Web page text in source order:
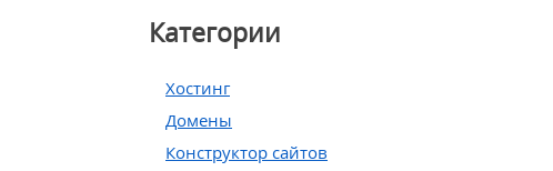
Категории
Хостинг
Домены
Конструктор сайтов